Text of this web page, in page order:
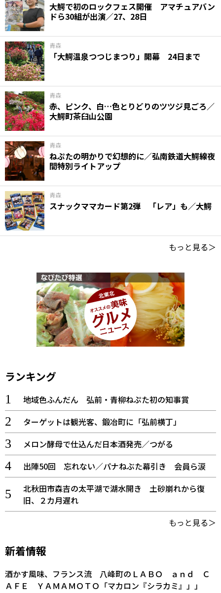
大鰐で初のロックフェス開催 アマチュアバン
ドら30組が出演／27、28日
青森
「大鰐温泉つつじまつり」開幕 24日まで
青森
赤、ピンク、白…色とりどりのツツジ見ごろ／
大鰐町茶臼山公園
青森
ねぷたの明かりで幻想的に／弘南鉄道大鰐線夜
間特別ライトアップ
青森
スナックママカード第2弾 「レア」も／大鰐
もっと見る＞
ランキング
地域色ふんだん 弘前・青柳ねぷた初の知事賞
ターゲットは観光客、鍛冶町に「弘前横丁」
メロン酵母で仕込んだ日本酒発売／つがる
出陣50回 忘れない／パナねぶた幕引き 会員ら涙
北秋田市森吉の太平湖で湖水開き 土砂崩れから復
旧、２カ月遅れ
もっと見る＞
新着情報
酒かす風味、フランス流 八峰町のＬＡＢＯ ａｎｄ Ｃ
ＡＦＥ ＹＡＭＡＭＯＴＯ「マカロン『シラカミ』」」